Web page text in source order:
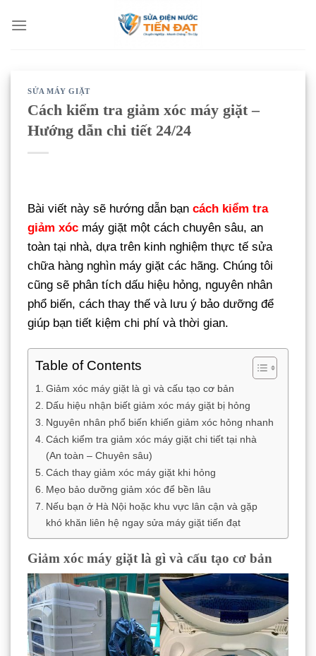
qua
SỬA MÁY GIẶT
Cách kiểm tra giảm xóc máy giặt –
Hướng dẫn chi tiết 24/24
Bài viết này sẽ hướng dẫn bạn cách kiểm tra
giảm xóc máy giặt một cách chuyên sâu, an
toàn tại nhà, dựa trên kinh nghiệm thực tế sửa
chữa hàng nghìn máy giặt các hãng. Chúng tôi
cũng sẽ phân tích dấu hiệu hỏng, nguyên nhân
phổ biến, cách thay thế và lưu ý bảo dưỡng để
giúp bạn tiết kiệm chi phí và thời gian.
Table of Contents
Giảm xóc máy giặt là gì và cấu tạo cơ bản
Dấu hiệu nhận biết giảm xóc máy giặt bị hỏng
Nguyên nhân phổ biến khiến giảm xóc hỏng nhanh
Cách kiểm tra giảm xóc máy giặt chi tiết tại nhà
(An toàn – Chuyên sâu)
Cách thay giảm xóc máy giặt khi hỏng
Mẹo bảo dưỡng giảm xóc để bền lâu
Nếu bạn ở Hà Nội hoặc khu vực lân cận và gặp
khó khăn liên hệ ngay sửa máy giặt tiến đạt
Giảm xóc máy giặt là gì và cấu tạo cơ bản